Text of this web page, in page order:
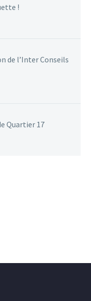
!
de l’Inter Conseils
Quartier 17